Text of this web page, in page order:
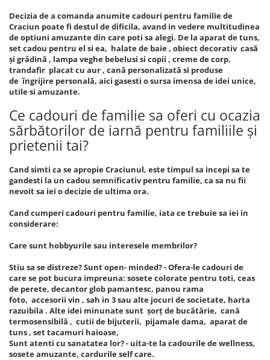
Decizia de a comanda anumite cadouri pentru familie de
Craciun poate fi destul de dificila, avand in vedere multitudinea
de optiuni amuzante din care poti sa alegi. De la aparat de tuns,
set cadou pentru el si ea, halate de baie , obiect decorativ casă
și grădină , lampa veghe bebelusi si copii , creme de corp,
trandafir placat cu aur , cană personalizată si produse
de îngrijire personală, aici gasesti o sursa imensa de idei unice,
utile si amuzante.
Ce cadouri de familie sa oferi cu ocazia
sărbătorilor de iarnă pentru familiile și
prietenii tai?
Cand simti ca se apropie Craciunul, este timpul sa incepi sa te
gandesti la un cadou semnificativ pentru familie, ca sa nu fii
nevoit sa iei o decizie de ultima ora.
Cand cumperi cadouri pentru familie, iata ce trebuie sa iei in
considerare:
Care sunt hobbyurile sau interesele membrilor?
Stiu sa se distreze? Sunt open- minded? - Ofera-le cadouri de
care se pot bucura impreuna: sosete colorate pentru toti, ceas
de perete, decantor glob pamantesc, panou rama
foto, accesorii vin , sah in 3 sau alte jocuri de societate, harta
razuibila . Alte idei minunate sunt șorț de bucătărie, cană
termosensibilă , cutii de bijuterii, pijamale dama, aparat de
tuns , set tacamuri haioase,
Sunt atenti cu sanatatea lor? - uita-te la cadourile de wellness,
sosete amuzante, cardurile self care.